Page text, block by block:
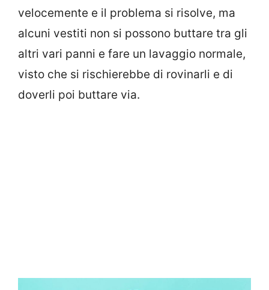
velocemente e il problema si risolve, ma
alcuni vestiti non si possono buttare tra gli
altri vari panni e fare un lavaggio normale,
visto che si rischierebbe di rovinarli e di
doverli poi buttare via.